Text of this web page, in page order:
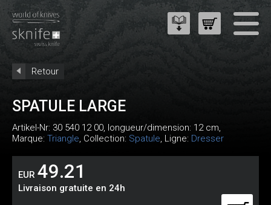
Retour
SPATULE LARGE
Artikel-Nr: 30 540 12 00, longueur/dimension: 12 cm,
Marque: Triangle, Collection: Spatule, Ligne: Dresser
EUR 49.21
Livraison gratuite en 24h